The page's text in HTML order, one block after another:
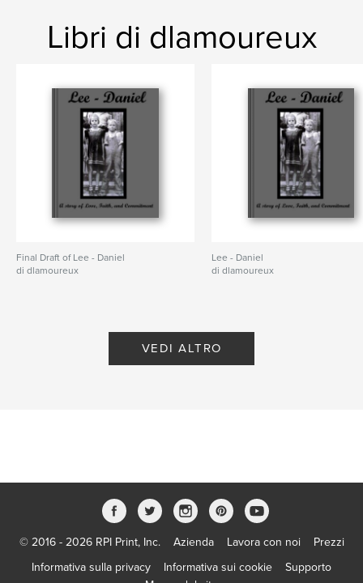
Libri di dlamoureux
Final Draft of Lee - Daniel
di dlamoureux
Lee - Daniel
di dlamoureux
VEDI ALTRO
© 2016 - 2026 RPI Print, Inc. Azienda Lavora con noi
Prezzi
Informativa sulla privacy
Informativa sui cookie
Supporto